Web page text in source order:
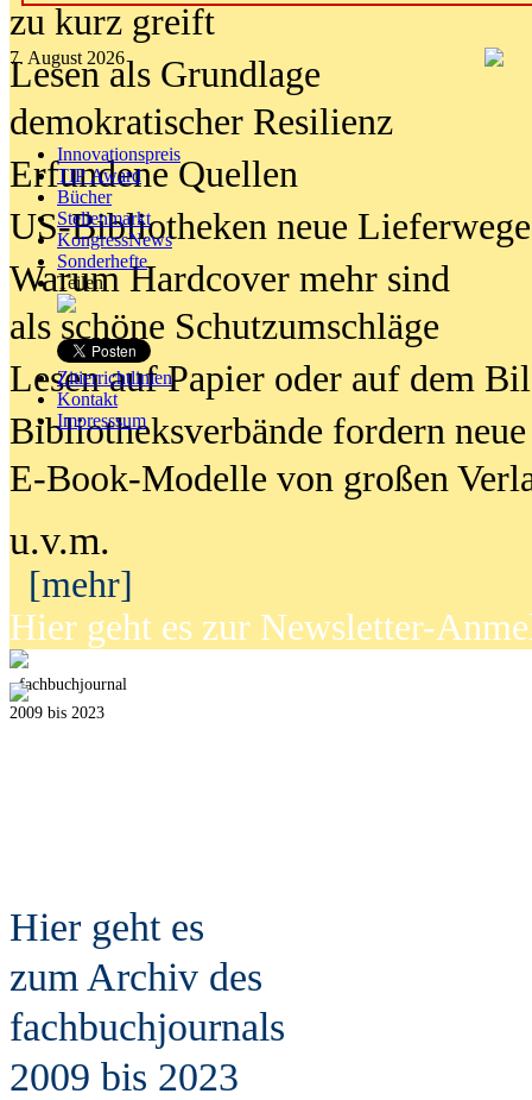
7. August 2026
Innovationspreis
TIP Award
Bücher
Stellenmarkt
KongressNews
Sonderhefte
Teilen
Zitierrichtlinien
Kontakt
Impresssum
zu kurz greift
Lesen als Grundlage
demokratischer Resilienz
Erfundene Quellen
US-Bibliotheken neue Lieferwege
Warum Hardcover mehr sind
als schöne Schutzumschläge
Lesen auf Papier oder auf dem
Bibliotheksverbände fordern neue
E-Book-Modelle von großen
u.v.m.
[mehr]
Hier geht es zur Newsletter-
fachbuchjournal
2009 bis 2023
Hier geht es
zum Archiv des
fachbuchjournals
2009 bis 2023